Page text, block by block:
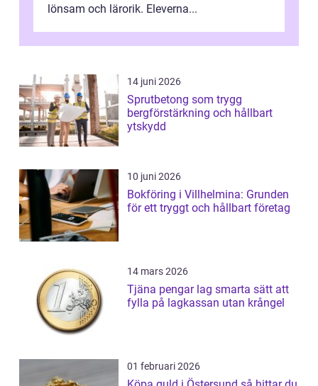
lönsam och lärorik. Eleverna...
14 juni 2026
Sprutbetong som trygg
bergförstärkning och hållbart
ytskydd
10 juni 2026
Bokföring i Villhelmina: Grunden
för ett tryggt och hållbart företag
14 mars 2026
Tjäna pengar lag smarta sätt att
fylla på lagkassan utan krångel
01 februari 2026